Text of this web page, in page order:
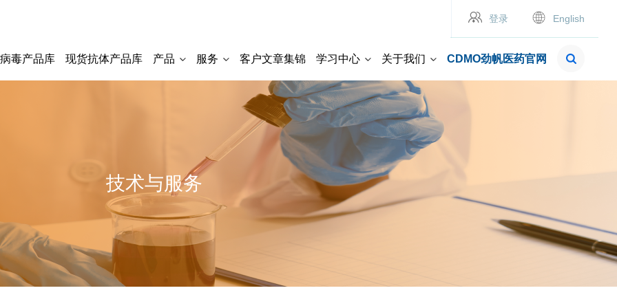
登录 English
毒产品库 现货抗体产品库 产品 服务 客户文章集锦 学习中心 关于我们 CDMO劲帆医药官网
技术与服务